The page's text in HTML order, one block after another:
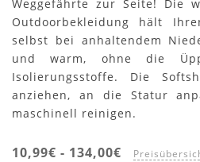
Weggefährte zur Seite! Die
Outdoorbekleidung hält
selbst bei anhaltendem
und warm, ohne die
Isolierungsstoffe. Die
anziehen, an die Statur
maschinell reinigen.
10,99€ - 134,00€